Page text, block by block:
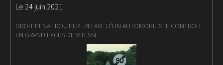
Le 24 juin 2021
DROIT PENAL ROUTIER : RELAXE D'UN AUTOMOBILISTE CONTROLE
EN GRAND EXCES DE VITESSE